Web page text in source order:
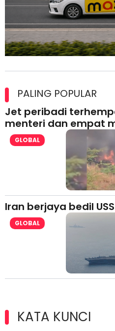
lesen separuh pertama 2026
PALING POPULAR
Jet peribadi
menteri dan empat
GLOBAL
Iran berjaya bedil
GLOBAL
KATA KUNCI